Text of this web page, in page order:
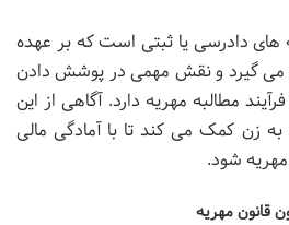
های دادرسی یا ثبتی است که بر عهده
می گیرد و نقش مهمی در پوشش دادن
مطالبه مهریه دارد. آگاهی از این
زن کمک می کند تا با آمادگی مالی
مهریه شود.
قانون مهریه